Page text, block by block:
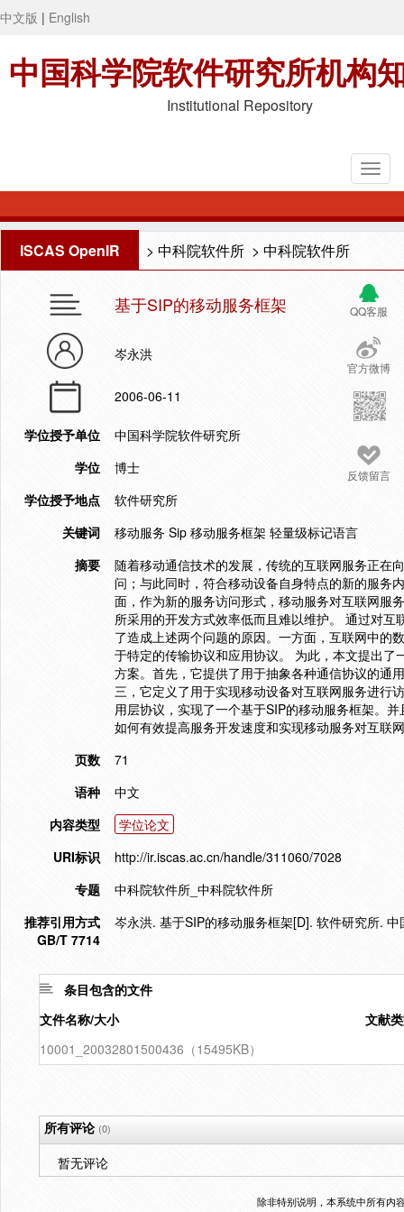
中文版 | English
中国科学院软件研究所机构
Institutional Repository
ISCAS OpenIR > 中科院软件所 > 中科院软件所
QQ客服
官方微博
反馈留言
基于SIP的移动服务框架
岑永洪
2006-06-11
学位授予单位
中国科学院软件研究所
学位
博士
学位授予地点
软件研究所
关键词
移动服务 Sip 移动服务框架 轻量级标记语言
摘要
随着移动通信技术的发展，传统的互联网服务正在
问；与此同时，符合移动设备自身特点的新的服务
面，作为新的服务访问形式，移动服务对互联网服
所采用的开发方式效率低而且难以维护。 通过对
了造成上述两个问题的原因。一方面，互联网中的
于特定的传输协议和应用协议。 为此，本文提出
方案。首先，它提供了用于抽象各种通信协议的通
三，它定义了用于实现移动设备对互联网服务进行
用层协议，实现了一个基于SIP的移动服务框架。
如何有效提高服务开发速度和实现移动服务对互联
页数
71
语种
中文
内容类型
学位论文
URI标识
http://ir.iscas.ac.cn/handle/311060/7028
专题
中科院软件所_中科院软件所
推荐引用方式
GB/T 7714
岑永洪. 基于SIP的移动服务框架[D]. 软件研究所.
条目包含的文件
文件名称/大小
文献
10001_20032801500436（15495KB）
所有评论(0)
暂无评论
除非特别说明，本系统中所有内